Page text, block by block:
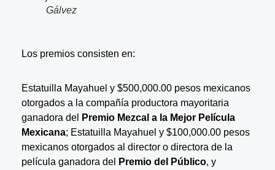
Gálvez
Los premios consisten en:
Estatuilla Mayahuel y $500,000.00 pesos mexicanos
otorgados a la compañía productora mayoritaria
ganadora del
Premio Mezcal a la Mejor Película
Mexicana; Estatuilla Mayahuel y $100,000.00 pesos
mexicanos otorgados al director o directora de la
película ganadora del
Premio del Público, y